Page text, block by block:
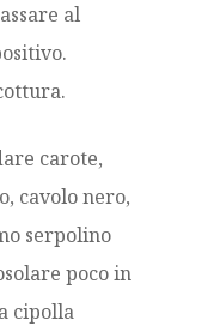
al
carote,
cavolo nero,
serpolino
poco in
cipolla